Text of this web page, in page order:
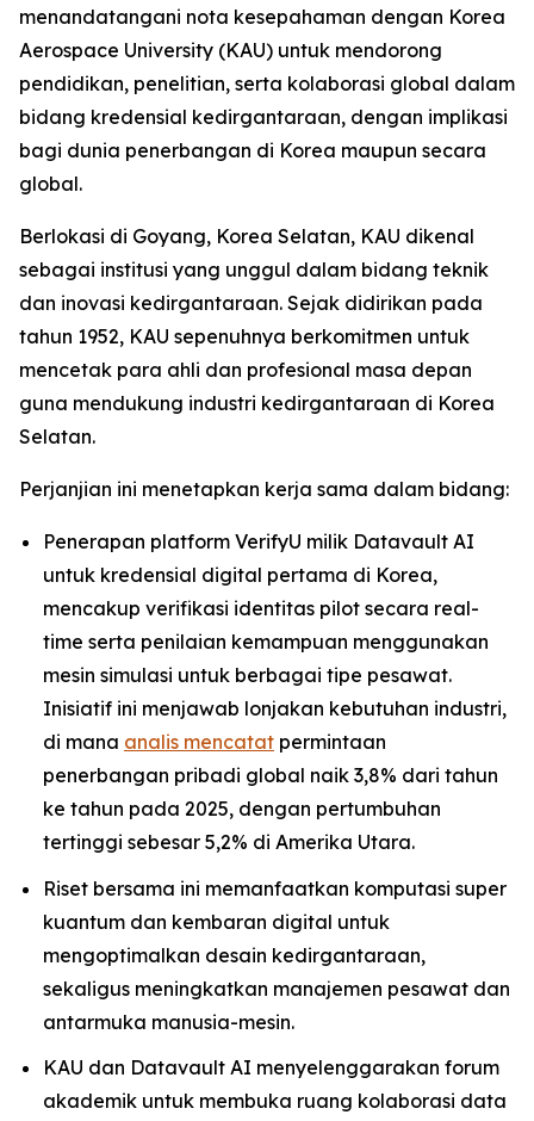
menandatangani nota kesepahaman dengan Korea
Aerospace University (KAU) untuk mendorong
pendidikan, penelitian, serta kolaborasi global dalam
bidang kredensial kedirgantaraan, dengan implikasi
bagi dunia penerbangan di Korea maupun secara
global.
Berlokasi di Goyang, Korea Selatan, KAU dikenal
sebagai institusi yang unggul dalam bidang teknik
dan inovasi kedirgantaraan. Sejak didirikan pada
tahun 1952, KAU sepenuhnya berkomitmen untuk
mencetak para ahli dan profesional masa depan
guna mendukung industri kedirgantaraan di Korea
Selatan.
Perjanjian ini menetapkan kerja sama dalam bidang:
Penerapan platform VerifyU milik Datavault AI
untuk kredensial digital pertama di Korea,
mencakup verifikasi identitas pilot secara real-
time serta penilaian kemampuan menggunakan
mesin simulasi untuk berbagai tipe pesawat.
Inisiatif ini menjawab lonjakan kebutuhan industri,
di mana analis mencatat permintaan
penerbangan pribadi global naik 3,8% dari tahun
ke tahun pada 2025, dengan pertumbuhan
tertinggi sebesar 5,2% di Amerika Utara.
Riset bersama ini memanfaatkan komputasi super
kuantum dan kembaran digital untuk
mengoptimalkan desain kedirgantaraan,
sekaligus meningkatkan manajemen pesawat dan
antarmuka manusia-mesin.
KAU dan Datavault AI menyelenggarakan forum
akademik untuk membuka ruang kolaborasi data